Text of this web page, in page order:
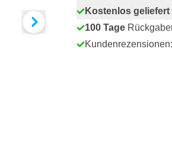
Kostenlos geliefert
100 Tage
Kundenrezensionen: